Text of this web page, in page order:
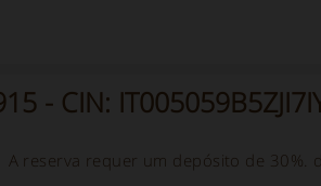
- CIN:
A reserva requer um depósito de 30%.